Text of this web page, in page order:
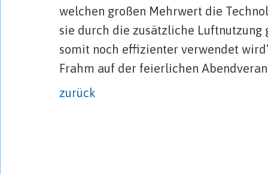
welchen großen Mehrwert die
sie durch die zusätzliche Luftnutzung
somit noch effizienter verwendet
Frahm auf der feierlichen
zurück